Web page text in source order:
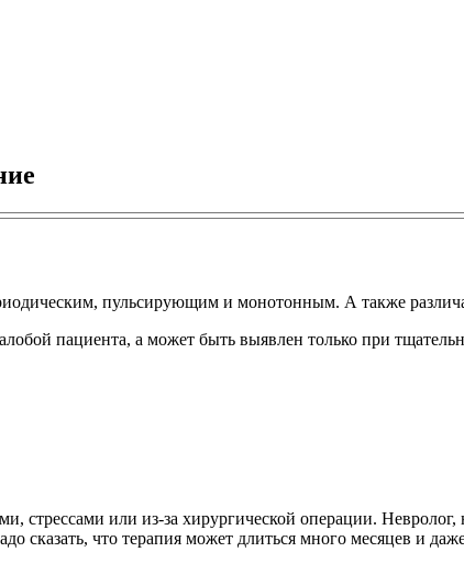
пульсирующим и монотонным. А также
пациента, а может быть выявлен только при
стрессами или из-за хирургической операции.
сказать, что терапия может длиться много месяцев и